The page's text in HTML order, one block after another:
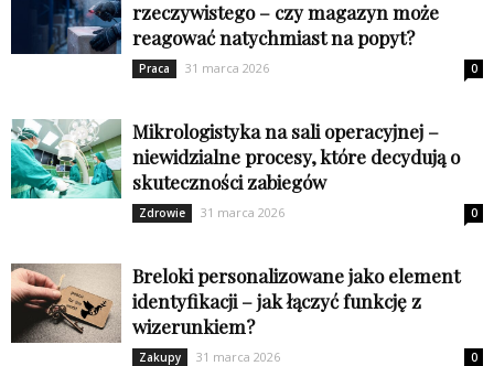
rzeczywistego – czy magazyn może
reagować natychmiast na popyt?
Praca 31 marca 2026 0
Mikrologistyka na sali operacyjnej –
niewidzialne procesy, które decydują o
skuteczności zabiegów
Zdrowie 31 marca 2026 0
Breloki personalizowane jako element
identyfikacji – jak łączyć funkcję z
wizerunkiem?
Zakupy 31 marca 2026 0